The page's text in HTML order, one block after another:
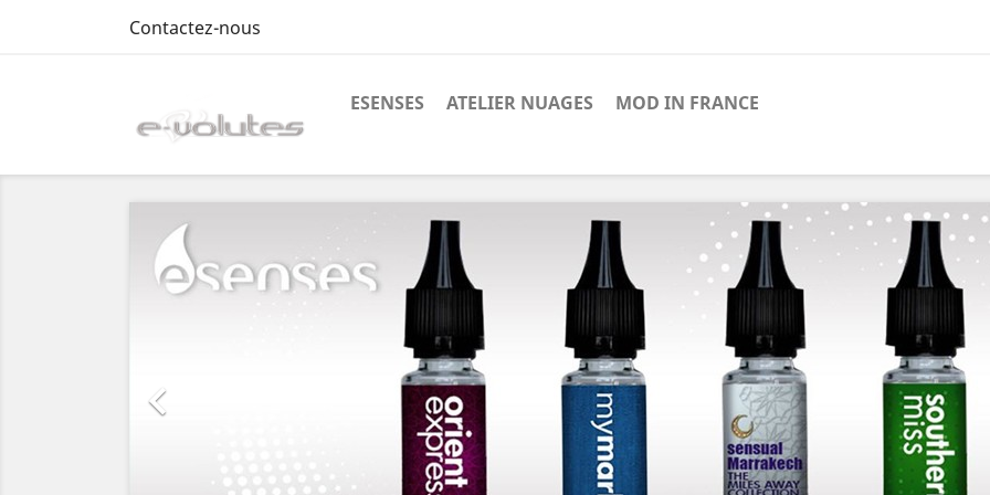
Contactez-nous
ESENSES ATELIER NUAGES MOD IN FRANCE
